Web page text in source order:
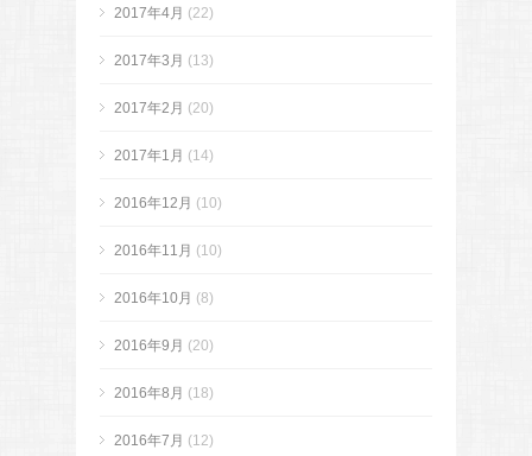
2017年4月 (22)
2017年3月 (13)
2017年2月 (20)
2017年1月 (14)
2016年12月 (10)
2016年11月 (10)
2016年10月 (8)
2016年9月 (20)
2016年8月 (18)
2016年7月 (12)